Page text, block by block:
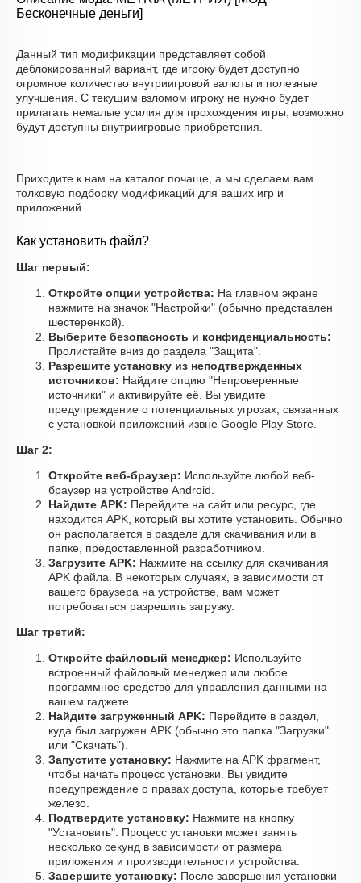
Бесконечные деньги]
Данный тип модификации представляет собой
деблокированный вариант, где игроку будет доступно
огромное количество внутриигровой валюты и полезные
улучшения. С текущим взломом игроку не нужно будет
прилагать немалые усилия для прохождения игры, возможно
будут доступны внутриигровые приобретения.
Приходите к нам на каталог почаще, а мы сделаем вам
толковую подборку модификаций для ваших игр и
приложений.
Как установить файл?
Шаг первый:
Откройте опции устройства: На главном экране
нажмите на значок "Настройки" (обычно представлен
шестеренкой).
Выберите безопасность и конфиденциальность:
Пролистайте вниз до раздела "Защита".
Разрешите установку из неподтвержденных
источников: Найдите опцию "Непроверенные
источники" и активируйте её. Вы увидите
предупреждение о потенциальных угрозах, связанных
с установкой приложений извне Google Play Store.
Шаг 2:
Откройте веб-браузер: Используйте любой веб-
браузер на устройстве Android.
Найдите APK: Перейдите на сайт или ресурс, где
находится APK, который вы хотите установить. Обычно
он располагается в разделе для скачивания или в
папке, предоставленной разработчиком.
Загрузите APK: Нажмите на ссылку для скачивания
APK файла. В некоторых случаях, в зависимости от
вашего браузера на устройстве, вам может
потребоваться разрешить загрузку.
Шаг третий:
Откройте файловый менеджер: Используйте
встроенный файловый менеджер или любое
программное средство для управления данными на
вашем гаджете.
Найдите загруженный APK: Перейдите в раздел,
куда был загружен APK (обычно это папка "Загрузки"
или "Скачать").
Запустите установку: Нажмите на APK фрагмент,
чтобы начать процесс установки. Вы увидите
предупреждение о правах доступа, которые требует
железо.
Подтвердите установку: Нажмите на кнопку
"Установить". Процесс установки может занять
несколько секунд в зависимости от размера
приложения и производительности устройства.
Завершите установку: После завершения установки